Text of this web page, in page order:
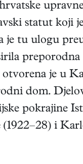
statut koji
je tu ulogu
je u
dom.
pokrajine
i